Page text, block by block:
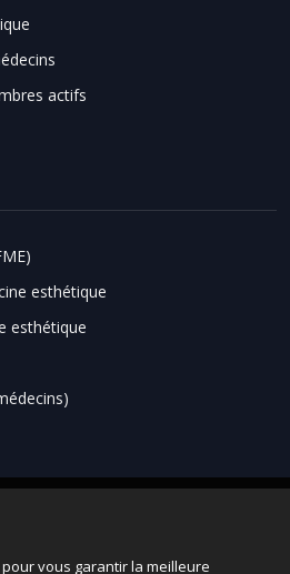
actifs
esthétique
esthétique
Informations légales
vous garantir la meilleure